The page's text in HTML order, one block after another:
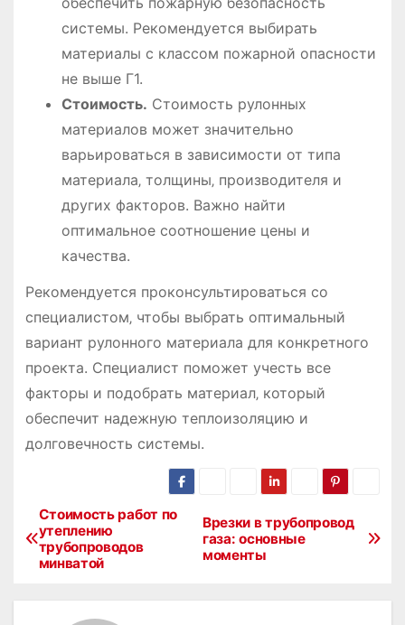
системы. Рекомендуется выбирать
материалы с классом пожарной опасности
не выше Г1.
Стоимость. Стоимость рулонных
материалов может значительно
варьироваться в зависимости от типа
материала‚ толщины‚ производителя и
других факторов. Важно найти
оптимальное соотношение цены и
качества.
Рекомендуется проконсультироваться со
специалистом‚ чтобы выбрать оптимальный
вариант рулонного материала для конкретного
проекта. Специалист поможет учесть все
факторы и подобрать материал‚ который
обеспечит надежную теплоизоляцию и
долговечность системы.
Н
Врезки в трубопровод
газа: основные
моменты
Стоимость работ по
утеплению
трубопроводов
минватой